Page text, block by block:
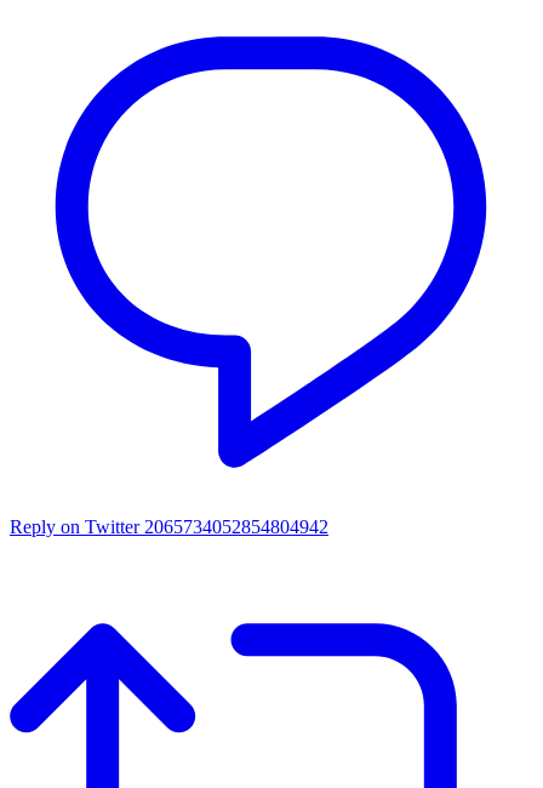
Reply on Twitter 2065734052854804942